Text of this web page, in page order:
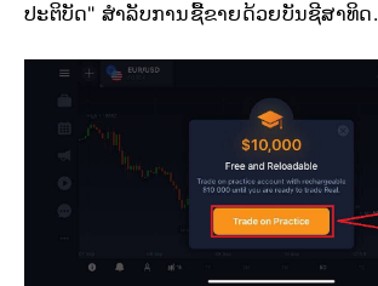
ປະຕິບັດ" ສຳລັບການຊື້ຂາຍດ້ວຍບັນຊີສາທິດ.